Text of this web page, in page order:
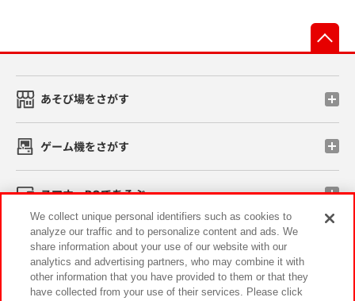
あそび場をさがす
ゲーム機をさがす
スマホ・PCであそぶ
イベント・キャンペーン
We collect unique personal identifiers such as cookies to
analyze our traffic and to personalize content and ads. We
share information about your use of our website with our
analytics and advertising partners, who may combine it with
other information that you have provided to them or that they
have collected from your use of their services. Please click